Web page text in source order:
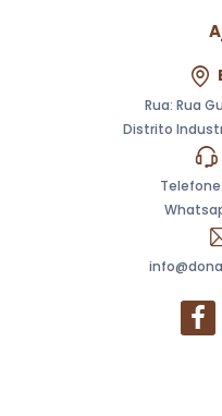
Rua: Rua
Distrito